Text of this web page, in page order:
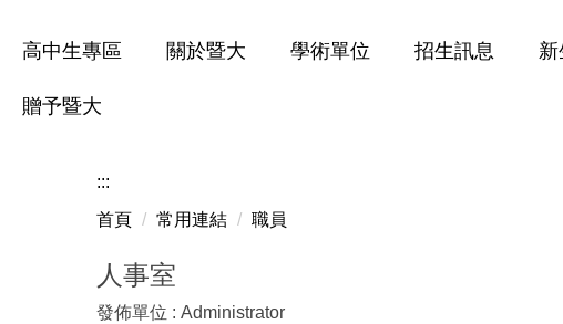
高中生專區 關於暨大 學術單位 招生訊息 新
贈予暨大
:::
首頁
常用連結 職員
人事室
發佈單位 : Administrator